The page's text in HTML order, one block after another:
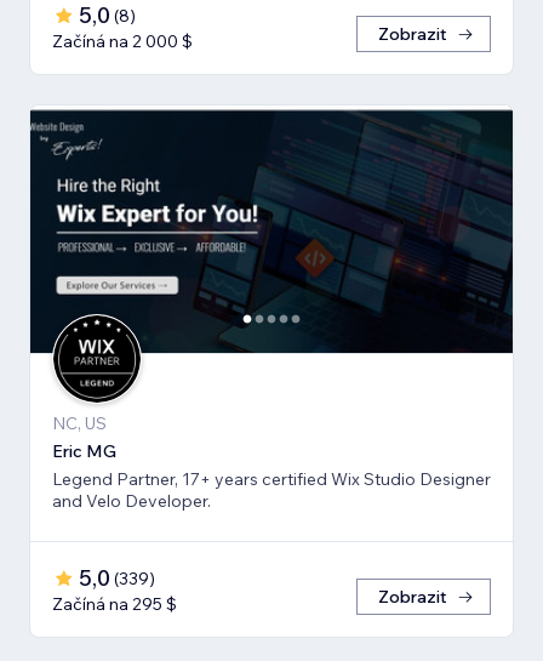
5,0 (8)
Začíná na 2 000 $
Zobrazit
NC, US
Eric MG
Legend Partner, 17+ years certified Wix Studio Designer
and Velo Developer.
5,0 (339)
Začíná na 295 $
Zobrazit